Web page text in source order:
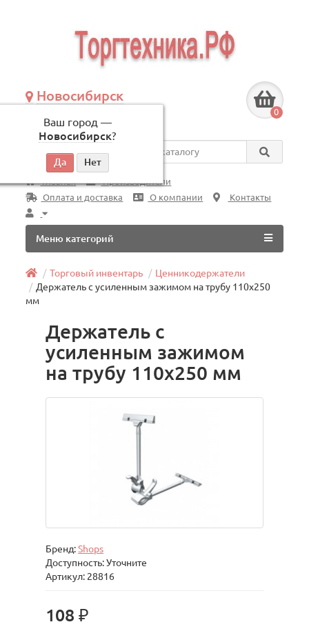
Новосибирск
Ваш город —
Новосибирск?
по будням, с 09:00 до 18:00
0
Везде
Главная
Производители
Оплата и доставка
О компании Контакты
Меню категорий
Торговый инвентарь
Ценникодержатели
Держатель с усиленным зажимом на трубу 110х250
мм
Держатель с
усиленным зажимом
на трубу 110х250 мм
Бренд:Shops
Доступность: Уточните
Артикул: 28816
108 ₽